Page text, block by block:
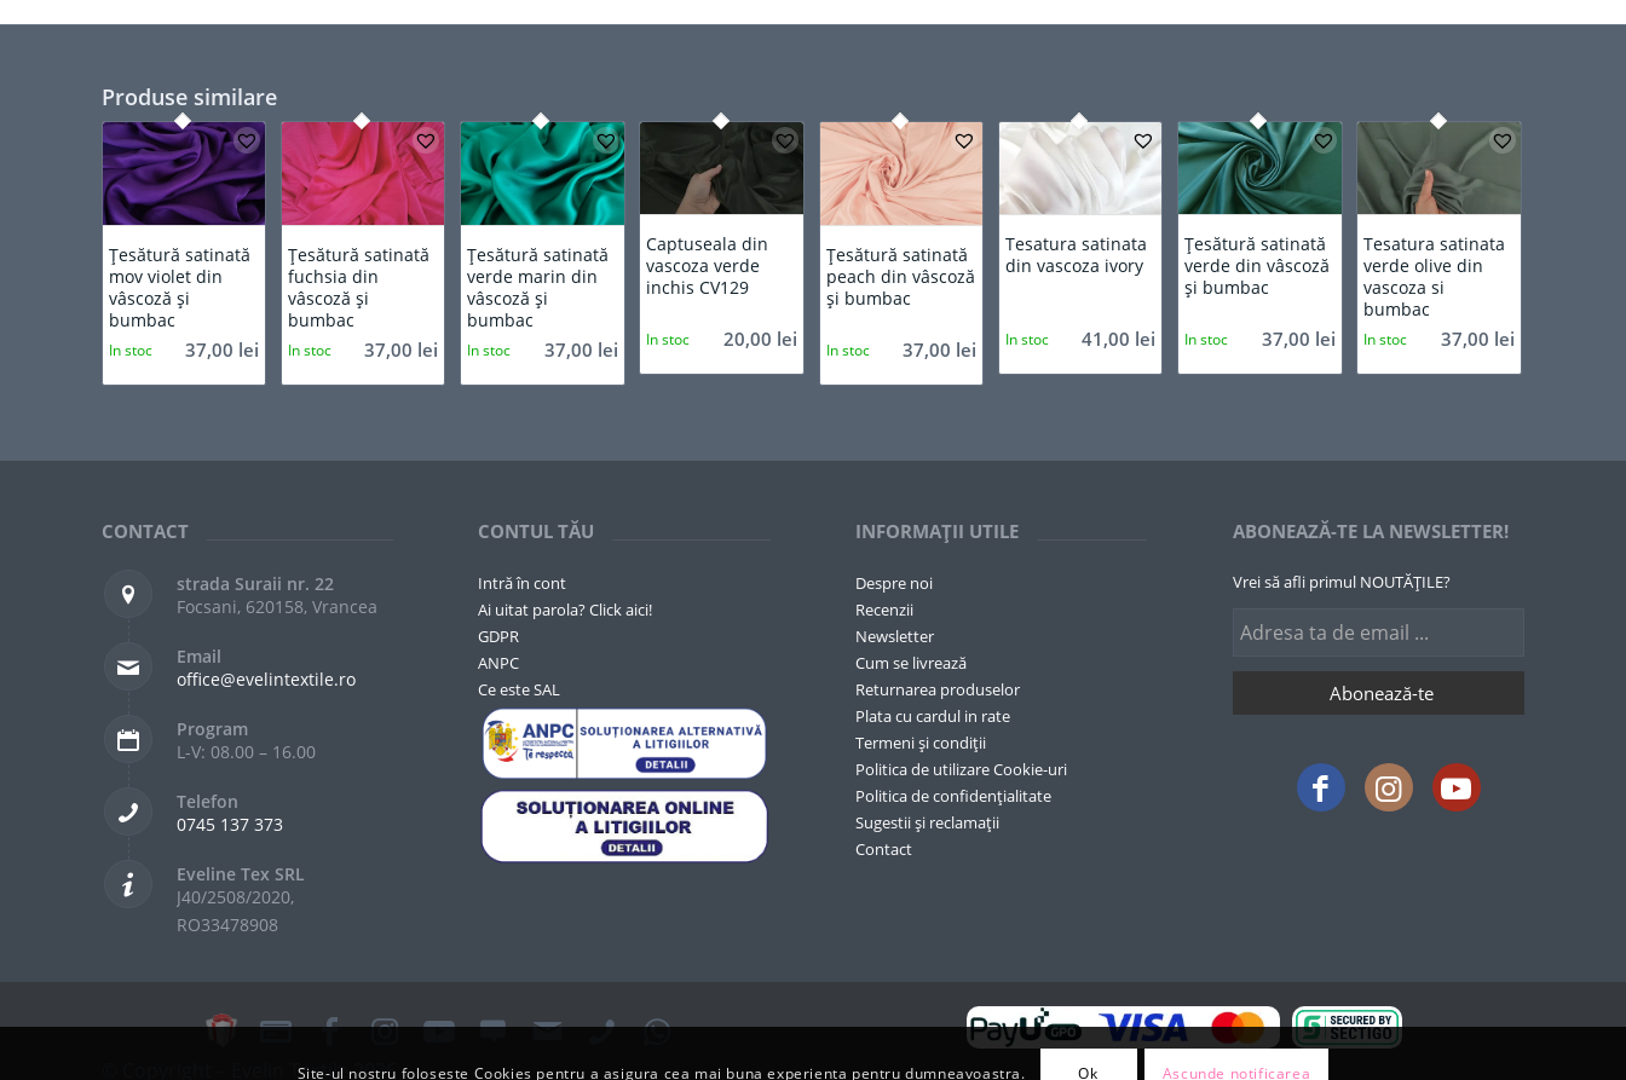
Produse similare
Țesătură satinată
mov violet din
vâscoză și
bumbac
37,00 lei
In stoc
Țesătură satinată
fuchsia din
vâscoză și
bumbac
37,00 lei
In stoc
Țesătură satinată
verde marin din
vâscoză și
bumbac
37,00 lei
In stoc
Captuseala din
vascoza verde
inchis CV129
20,00 lei
In stoc
Țesătură satinată
peach din vâscoză
și bumbac
37,00 lei
In stoc
Tesatura satinata
din vascoza ivory
41,00 lei
In stoc
Țesătură satinată
verde din vâscoză
și bumbac
37,00 lei
In stoc
Tesatura satinata
verde olive din
vascoza si
bumbac
37,00 lei
In stoc
CONTACT
strada Suraii nr. 22
Focsani, 620158, Vrancea
Email
office@evelintextile.ro
Program
L-V: 08.00 – 16.00
Telefon
0745 137 373
Eveline Tex SRL
J40/2508/2020,
RO33478908
CONTUL TĂU
Intră în cont
Ai uitat parola? Click aici!
GDPR
ANPC
Ce este SAL
INFORMAȚII UTILE
Despre noi
Recenzii
Newsletter
Cum se livrează
Returnarea produselor
Plata cu cardul in rate
Termeni și condiții
Politica de utilizare Cookie-uri
Politica de confidențialitate
Sugestii și reclamații
Contact
ABONEAZĂ-TE LA NEWSLETTER!
Vrei să afli primul NOUTĂȚILE?
© Copyright – Evelin Textile 2026Site-ul nostru foloseste Cookies pentru a asigura cea mai buna experienta pentru dumneavoastra. Ok Ascunde notificarea